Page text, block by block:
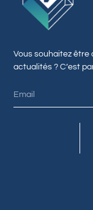
Vous souhaitez
actualités ? C’est